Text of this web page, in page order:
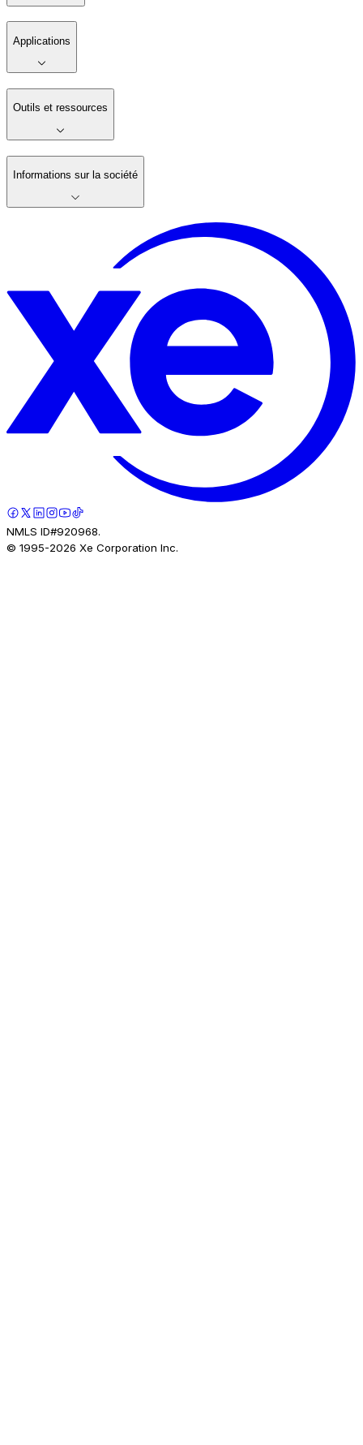
Applications
Outils et ressources
Informations sur la société
NMLS ID#920968.
© 1995-2026 Xe Corporation Inc.